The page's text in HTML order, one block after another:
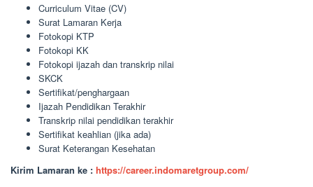
Curriculum Vitae (CV)
Surat Lamaran Kerja
Fotokopi KTP
Fotokopi KK
Fotokopi ijazah dan transkrip nilai
SKCK
Sertifikat/penghargaan
Ijazah Pendidikan Terakhir
Transkrip nilai pendidikan terakhir
Sertifikat keahlian (jika ada)
Surat Keterangan Kesehatan
Kirim Lamaran ke : https://career.indomaretgroup.com/